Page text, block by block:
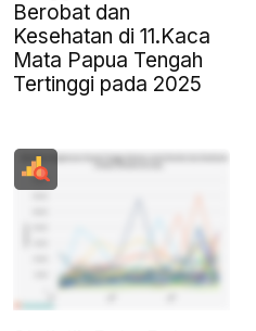
Berobat dan
Kesehatan di 11.Kaca
Mata Papua Tengah
Tertinggi pada 2025